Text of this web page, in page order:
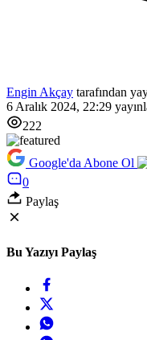
Engin Akçay tarafından
6 Aralık 2024, 22:29
222
Google'da Abone Ol
0
Paylaş
Bu Yazıyı Paylaş